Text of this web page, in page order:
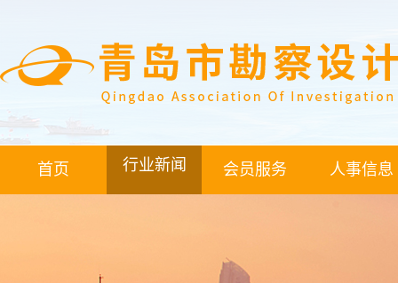
首页 行业新闻 会员服务 人事信息